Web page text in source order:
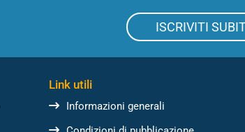
ISCRIVITI
Link utili
Informazioni generali